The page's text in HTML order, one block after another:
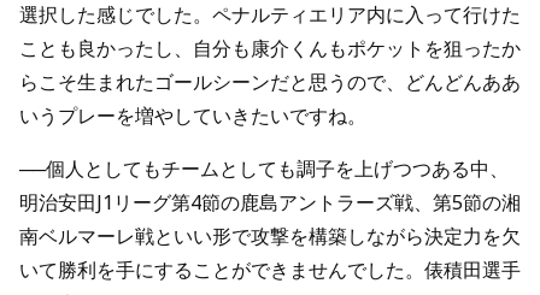
選択した感じでした。ペナルティエリア内に入って行けた
ことも良かったし、自分も康介くんもポケットを狙ったか
らこそ生まれたゴールシーンだと思うので、どんどんああ
いうプレーを増やしていきたいですね。
──個人としてもチームとしても調子を上げつつある中、
明治安田J1リーグ第4節の鹿島アントラーズ戦、第5節の湘
南ベルマーレ戦といい形で攻撃を構築しながら決定力を欠
いて勝利を手にすることができませんでした。俵積田選手